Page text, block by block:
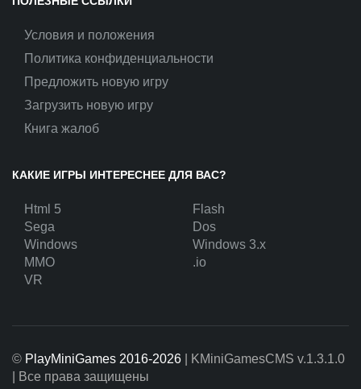
Условия и положения
Политика конфиденциальности
Предложить новую игру
Загрузить новую игру
Книга жалоб
КАКИЕ ИГРЫ ИНТЕРЕСНЕЕ ДЛЯ ВАС?
Html 5
Flash
Sega
Dos
Windows
Windows 3.x
MMO
.io
VR
© PlayMiniGames 2016-2026 | KMiniGamesCMS v.1.3.1.0
| Все права защищены